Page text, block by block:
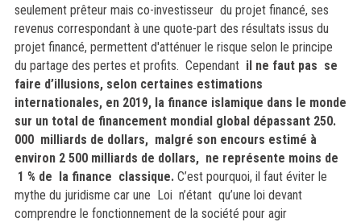
seulement prêteur mais co-investisseur du projet financé, ses
revenus correspondant à une quote-part des résultats issus du
projet financé, permettent d'atténuer le risque selon le principe
du partage des pertes et profits. Cependant il ne faut pas se
faire d’illusions, selon certaines estimations
internationales, en 2019, la finance islamique dans le monde
sur un total de financement mondial global dépassant 250.
000 milliards de dollars, malgré son encours estimé à
environ 2 500 milliards de dollars, ne représente moins de
1 % de la finance classique. C’est pourquoi, il faut éviter le
mythe du juridisme car une Loi n’étant qu’une loi devant
comprendre le fonctionnement de la société pour agir